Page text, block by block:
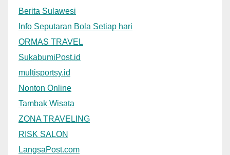
Berita Sulawesi
Info Seputaran Bola Setiap hari
ORMAS TRAVEL
SukabumiPost.id
multisportsy.id
Nonton Online
Tambak Wisata
ZONA TRAVELING
RISK SALON
LangsaPost.com